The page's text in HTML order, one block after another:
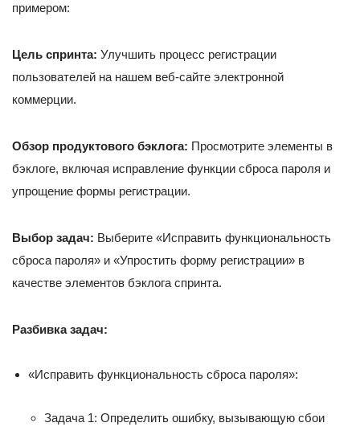
примером:
Цель спринта: Улучшить процесс регистрации
пользователей на нашем веб-сайте электронной
коммерции.
Обзор продуктового бэклога: Просмотрите элементы в
бэклоге, включая исправление функции сброса пароля и
упрощение формы регистрации.
Выбор задач: Выберите «Исправить функциональность
сброса пароля» и «Упростить форму регистрации» в
качестве элементов бэклога спринта.
Разбивка задач:
«Исправить функциональность сброса пароля»:
Задача 1: Определить ошибку, вызывающую сбои